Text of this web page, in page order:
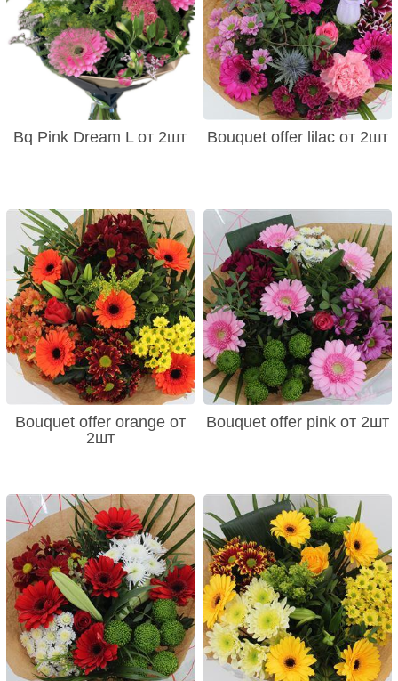
Bq Pink Dream L от 2шт Bouquet offer lilac от 2шт
Bouquet offer orange от
2шт
Bouquet offer pink от 2шт